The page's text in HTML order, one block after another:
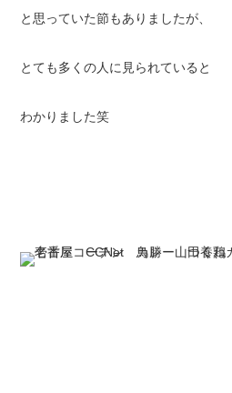
と思っていた節もありましたが、
とても多くの人に見られていると
わかりました笑